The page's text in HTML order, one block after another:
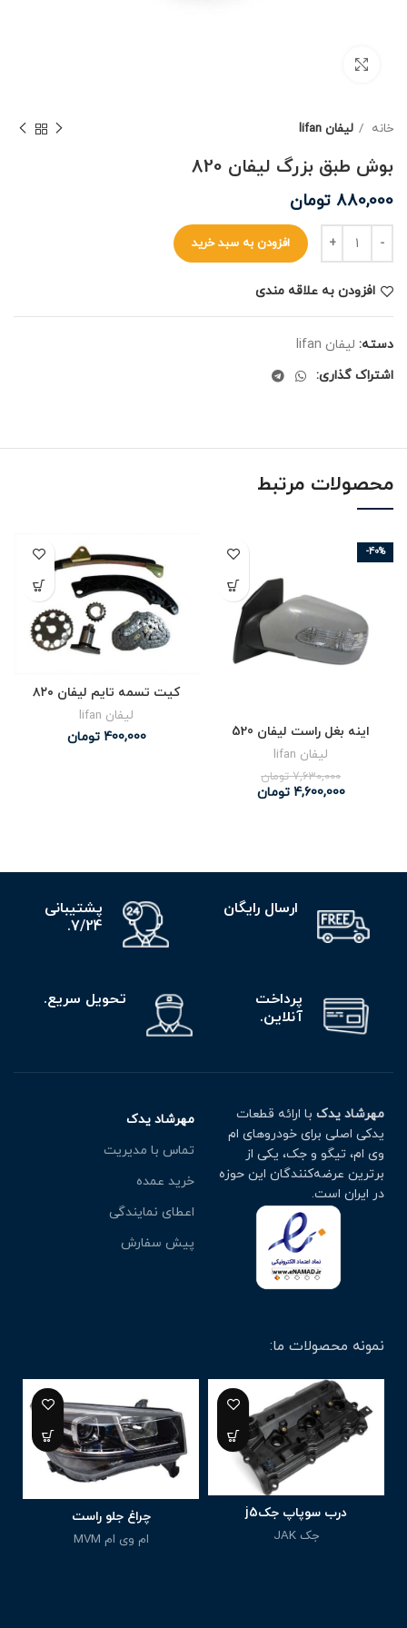
خانه لیفان lifan
بوش طبق بزرگ لیفان 820
880,000 تومان
افزودن به سبد خرید
افزودن به علاقه مندی
دسته: لیفان lifan
اشتراک گذاری:
محصولات مرتبط
-40%
اینه بغل راست لیفان 520
لیفان lifan
7,630,000 تومان
4,600,000 تومان
کیت تسمه تایم لیفان ۸۲۰
لیفان lifan
400,000 تومان
ارسال رایگان
پشتیبانی
7/24.
پرداخت
آنلاین.
تحویل سریع.
مهرشاد یدک با ارائه قطعات
یدکی اصلی برای خودروهای ام
وی ام، تیگو و جک، یکی از
برترین عرضه‌کنندگان این حوزه
در ایران است.
مهرشاد یدک
تماس با مدیریت
خرید عمده
اعطای نمایندگی
پیش سفارش
نمونه محصولات ما:
درب سوپاپ جکj5
جک JAK
چراغ جلو راست
ام وی ام MVM